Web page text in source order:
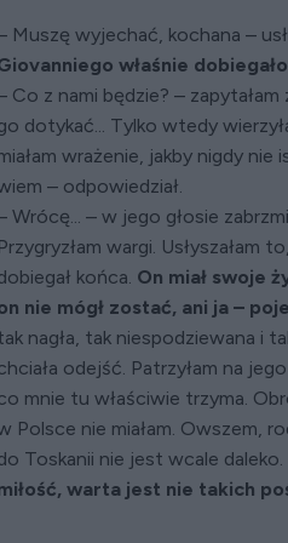
Muszę wyjechać, kochana –
właśnie
Co z nami będzie? –
dotykać... Tylko wtedy
wrażenie, jakby nigdy
– odpowiedział.
Wrócę... – w jego głosie
Przygryzłam wargi. Usłyszałam
końca. On miał swoje
nie mógł zostać, ani ja –
nagła, tak niespodziewana i
odejść. Patrzyłam na
mnie tu właściwie trzyma.
Polsce nie miałam. Owszem,
Toskanii nie jest wcale
warta jest nie takich